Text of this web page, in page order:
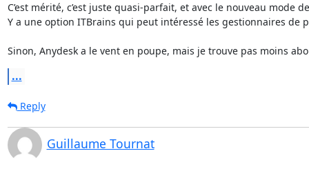
C’est mérité, c’est juste quasi-parfait, et avec le nouveau
Y a une option ITBrains qui peut intéressé les gestionnaires de
Sinon, Anydesk a le vent en poupe, mais je trouve pas moins
...
Reply
Guillaume Tournat